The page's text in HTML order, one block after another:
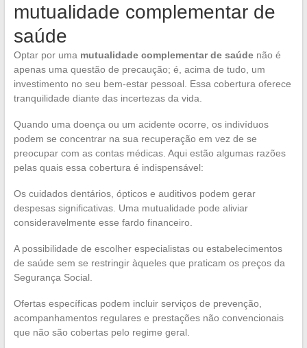
mutualidade complementar de
saúde
Optar por uma mutualidade complementar de saúdenão é
apenas uma questão de precaução; é, acima de tudo, um
investimento no seu bem-estar pessoal. Essa cobertura oferece
tranquilidade diante das incertezas da vida.
Quando uma doença ou um acidente ocorre, os indivíduos
podem se concentrar na sua recuperação em vez de se
preocupar com as contas médicas. Aqui estão algumas razões
pelas quais essa cobertura é indispensável:
Os cuidados dentários, ópticos e auditivos podem gerar
despesas significativas. Uma mutualidade pode aliviar
consideravelmente esse fardo financeiro.
A possibilidade de escolher especialistas ou estabelecimentos
de saúde sem se restringir àqueles que praticam os preços da
Segurança Social.
Ofertas específicas podem incluir serviços de prevenção,
acompanhamentos regulares e prestações não convencionais
que não são cobertas pelo regime geral.